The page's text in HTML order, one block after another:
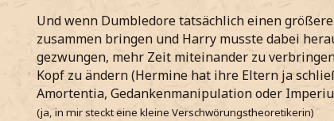
Und wenn Dumbledore tatsächlich einen
zusammen bringen und Harry musste dabei
gezwungen, mehr Zeit miteinander zu
Kopf zu ändern (Hermine hat ihre Eltern ja
Amortentia, Gedankenmanipulation oder
(ja, in mir steckt eine kleine Verschwörungstheoretikerin)